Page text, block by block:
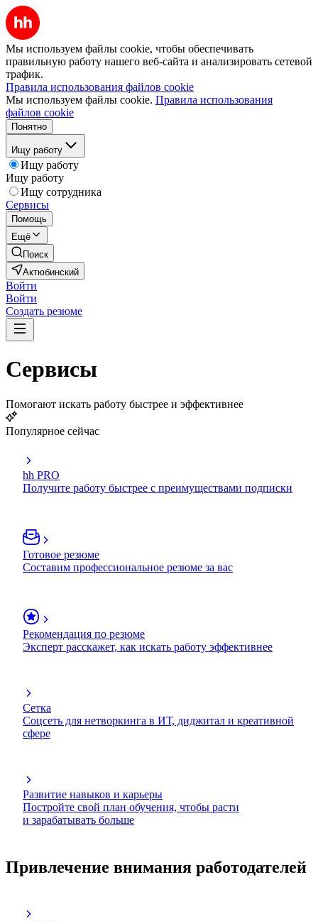
Мы используем файлы cookie, чтобы обеспечивать
правильную работу нашего веб-сайта и анализировать сетевой
трафик.
Правила использования файлов cookie
Мы используем файлы cookie. Правила использования
файлов cookie
Понятно
Ищу работу
Ищу работу
Ищу работу
Ищу сотрудника
Сервисы
Помощь
Ещё
Поиск
Актюбинский
Войти
Войти
Создать резюме
Сервисы
Помогают искать работу быстрее и эффективнее
Популярное сейчас
hh PRO
Получите работу быстрее с преимуществами подписки
Готовое резюме
Составим профессиональное резюме за вас
Рекомендация по резюме
Эксперт расскажет, как искать работу эффективнее
Сетка
Соцсеть для нетворкинга в ИТ, диджитал и креативной
сфере
Развитие навыков и карьеры
Постройте свой план обучения, чтобы расти
и зарабатывать больше
Привлечение внимания работодателей